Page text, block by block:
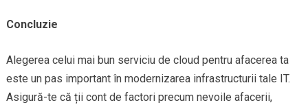
Concluzie
Alegerea celui mai bun serviciu de cloud pentru afacerea ta
este un pas important în modernizarea infrastructurii tale IT.
Asigură-te că ții cont de factori precum nevoile afacerii,